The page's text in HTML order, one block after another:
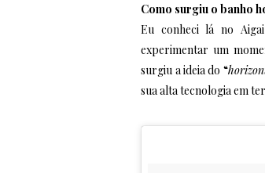
Como surgiu o banho
Eu conheci lá no
experimentar um
surgiu a ideia do “
sua alta tecnologia em